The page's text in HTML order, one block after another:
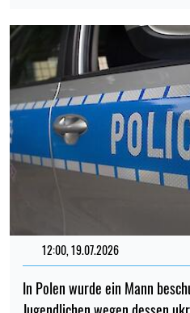
12:00, 19.07.2026
In Polen wurde ein Mann